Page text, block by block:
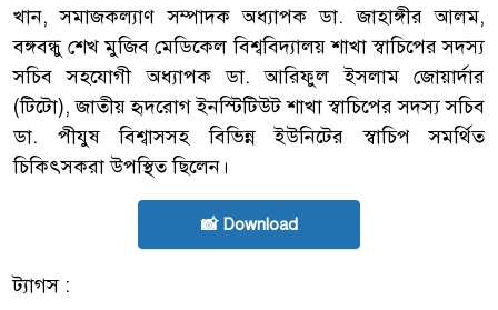
খান, সমাজকল্যাণ সম্পাদক অধ্যাপক ডা. জাহাঙ্গীর আলম,
বঙ্গবন্ধু শেখ মুজিব মেডিকেল বিশ্ববিদ্যালয় শাখা স্বাচিপের সদস্য
সচিব সহযোগী অধ্যাপক ডা. আরিফুল ইসলাম জোয়ার্দার
(টিটো), জাতীয় হৃদরোগ ইনস্টিটিউট শাখা স্বাচিপের সদস্য সচিব
ডা. পীযুষ বিশ্বাসসহ বিভিন্ন ইউনিটের স্বাচিপ সমর্থিত
চিকিৎসকরা উপস্থিত ছিলেন।
📸 Download
ট্যাগস :